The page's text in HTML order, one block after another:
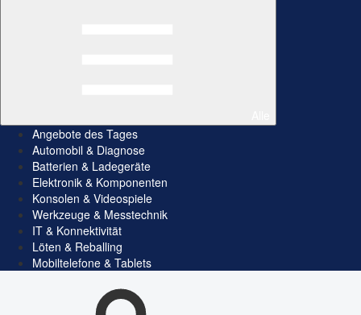
Angebote des Tages
Automobil & Diagnose
Batterien & Ladegeräte
Elektronik & Komponenten
Konsolen & Videospiele
Werkzeuge & Messtechnik
IT & Konnektivität
Löten & Reballing
Mobiltelefone & Tablets